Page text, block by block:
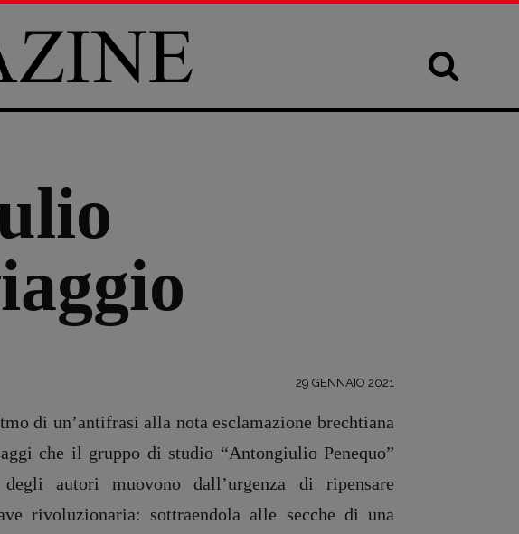
29 GENNAIO 2021
di un’antifrasi alla nota esclamazione brechtiana
che il gruppo di studio “Antongiulio Penequo”
autori muovono dall’urgenza di ripensare
rivoluzionaria: sottraendola alle secche di una